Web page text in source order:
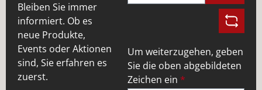
Bleiben Sie immer
informiert. Ob es
neue Produkte,
Events oder Aktionen
sind, Sie erfahren es
zuerst.
Um weiterzugehen, geben
Sie die oben abgebildeten
Zeichen ein *